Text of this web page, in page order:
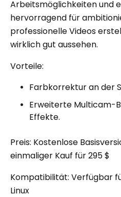
Arbeitsmöglichkeiten und
hervorragend für
professionelle Videos
wirklich gut aussehen.
Vorteile:
Farbkorrektur an der
Erweiterte Multicam-
Effekte.
Preis: Kostenlose
einmaliger Kauf für 295 $
Kompatibilität: Verfügbar
Linux